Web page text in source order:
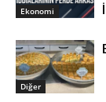
Ekonomi
Diğer